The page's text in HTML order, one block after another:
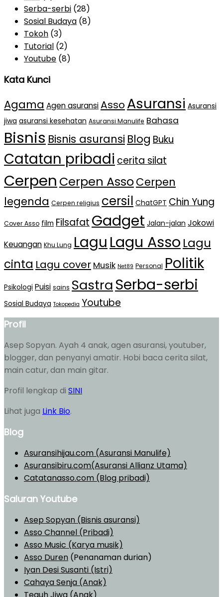
Serba-serbi (28)
Sosial Budaya (8)
Tokoh (3)
Tutorial (2)
Youtube (8)
Kata Kunci
Agama Agen asuransiAsso Asuransi Asuransi
jiwa asuransi kesehatan Asuransi Manulife Bahasa
Bisnis Bisnis asuransi Blog Buku
Catatan pribadi cerita silat
Cerpen Cerpen AssoCerpen
legenda Cerpen religius cersil ChatGPT Chin Yung
Cover Asso film Filsafat Gadget Jalan-jalan Jokowi
Keuangan Khu Lung Lagu Lagu Asso Lagu
cinta Lagu cover Musik Net89 Personal Politik
Psikologi Puisi sains SastraSerba-serbi
Sosial Budaya Tokopedia Youtube
Profil
Asep Sopyan. Ayah 4 anak, agen asuransi, youtuber,
blogger, dan penyanyi amatir. Hobi baca cerita silat,
main catur, dan main gitar.
Profil lengkap di SINI
Lihat juga Link Bio.
Blog
Asuransihijau.com (Asuransi Manulife)
Asuransibiru.com(Asuransi Allianz Utama)
Catatanasso.com (Blog pribadi)
Saluran Youtube
Asep Sopyan (Bisnis asuransi)
Asso Channel (Pribadi)
Asso Music (Karya musik)
Asso Duren (Penanaman durian)
Iyan Desi Susanti (Istri)
Cahaya Senja (Anak)
Teguh Jiwa (Anak)